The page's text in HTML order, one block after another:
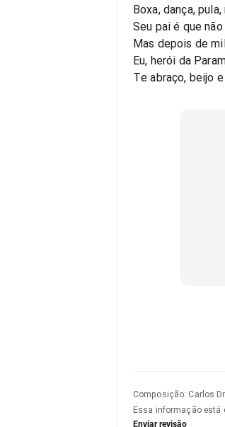
Boxa, dança, pula,
Seu pai é que
Mas depois de
Eu, herói da
Te abraço, beijo
Composição: Carlos
Essa informação está
Enviar revisão